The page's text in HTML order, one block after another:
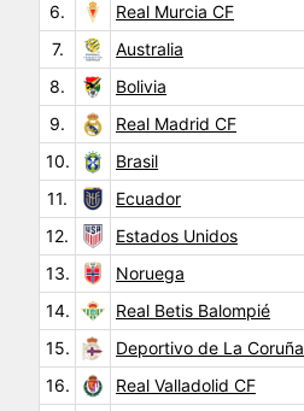
6.
Real Murcia CF
7.
Australia
8.
Bolivia
9.
Real Madrid CF
10.
Brasil
11.
Ecuador
12.
Estados Unidos
13.
Noruega
14.
Real Betis Balompié
15.
Deportivo de La Coruña
16.
Real Valladolid CF